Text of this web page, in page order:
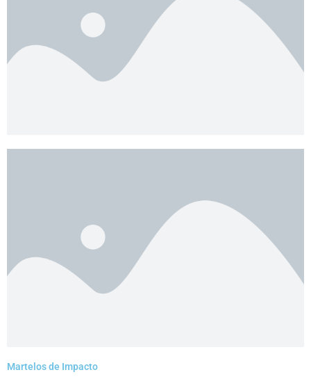
Martelos de Impacto